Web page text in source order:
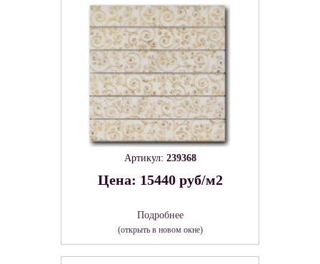
Артикул: 239368
Цена: 15440 руб/м2
Подробнее
(открыть в новом окне)